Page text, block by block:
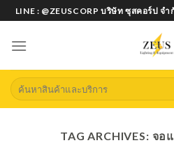
Skip
to
content
LINE : @ZEUSCORP บริษัท ซุสคอร์ป จำ
Search
for:
TAG ARCHIVES: จอ